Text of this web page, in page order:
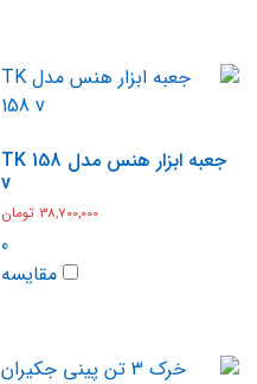
جعبه ابزار هنس مدل TK 158
v
38,700,000 تومان
0
مقایسه